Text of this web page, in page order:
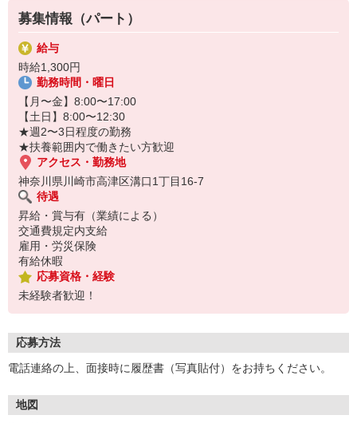
年齢を気にせず無理なく活躍できる・・・
募集情報（パート）
給与
時給1,300円
勤務時間・曜日
【月〜金】8:00〜17:00
【土日】8:00〜12:30
★週2〜3日程度の勤務
★扶養範囲内で働きたい方歓迎
アクセス・勤務地
神奈川県川崎市高津区溝口1丁目16-7
待遇
昇給・賞与有（業績による）
交通費規定内支給
雇用・労災保険
有給休暇
応募資格・経験
未経験者歓迎！
応募方法
電話連絡の上、面接時に履歴書（写真貼付）をお持ちください。
地図